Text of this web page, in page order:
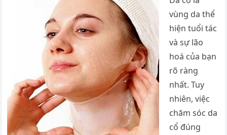
vùng da thể
hiện tuổi tác
và sự lão
hoá của bạn
rõ ràng
nhất. Tuy
nhiên, việc
chăm sóc da
cổ đúng